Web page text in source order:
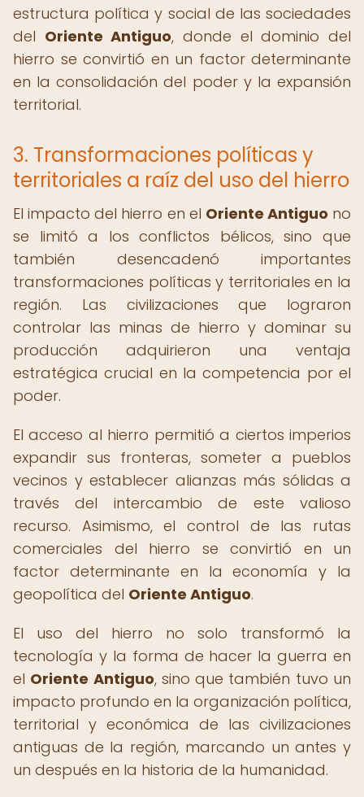
estructura política y social de las sociedades
del Oriente Antiguo, donde el dominio del
hierro se convirtió en un factor determinante
en la consolidación del poder y la expansión
territorial.
3. Transformaciones políticas y
territoriales a raíz del uso del hierro
El impacto del hierro en el Oriente Antiguo no
se limitó a los conflictos bélicos, sino que
también desencadenó importantes
transformaciones políticas y territoriales en la
región. Las civilizaciones que lograron
controlar las minas de hierro y dominar su
producción adquirieron una ventaja
estratégica crucial en la competencia por el
poder.
El acceso al hierro permitió a ciertos imperios
expandir sus fronteras, someter a pueblos
vecinos y establecer alianzas más sólidas a
través del intercambio de este valioso
recurso. Asimismo, el control de las rutas
comerciales del hierro se convirtió en un
factor determinante en la economía y la
geopolítica del Oriente Antiguo.
El uso del hierro no solo transformó la
tecnología y la forma de hacer la guerra en
el Oriente Antiguo, sino que también tuvo un
impacto profundo en la organización política,
territorial y económica de las civilizaciones
antiguas de la región, marcando un antes y
un después en la historia de la humanidad.